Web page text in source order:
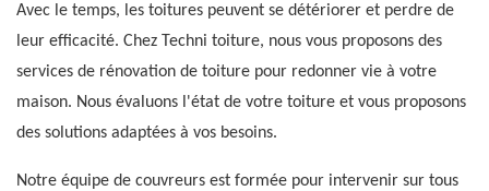
Avec le temps, les toitures peuvent se détériorer et perdre de
leur efficacité. Chez Techni toiture, nous vous proposons des
services de rénovation de toiture pour redonner vie à votre
maison. Nous évaluons l'état de votre toiture et vous proposons
des solutions adaptées à vos besoins.
Notre équipe de couvreurs est formée pour intervenir sur tous